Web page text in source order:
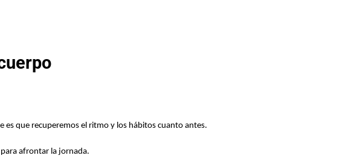
es que recuperemos el ritmo y los hábitos cuanto antes.
afrontar la jornada.